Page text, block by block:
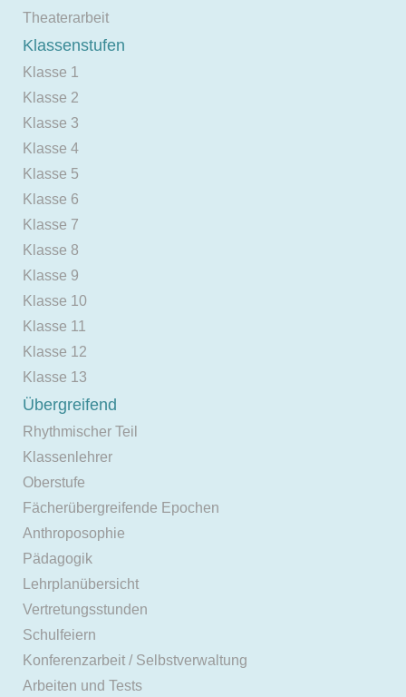
Theaterarbeit
Klassenstufen
Klasse 1
Klasse 2
Klasse 3
Klasse 4
Klasse 5
Klasse 6
Klasse 7
Klasse 8
Klasse 9
Klasse 10
Klasse 11
Klasse 12
Klasse 13
Übergreifend
Rhythmischer Teil
Klassenlehrer
Oberstufe
Fächerübergreifende Epochen
Anthroposophie
Pädagogik
Lehrplanübersicht
Vertretungsstunden
Schulfeiern
Konferenzarbeit / Selbstverwaltung
Arbeiten und Tests